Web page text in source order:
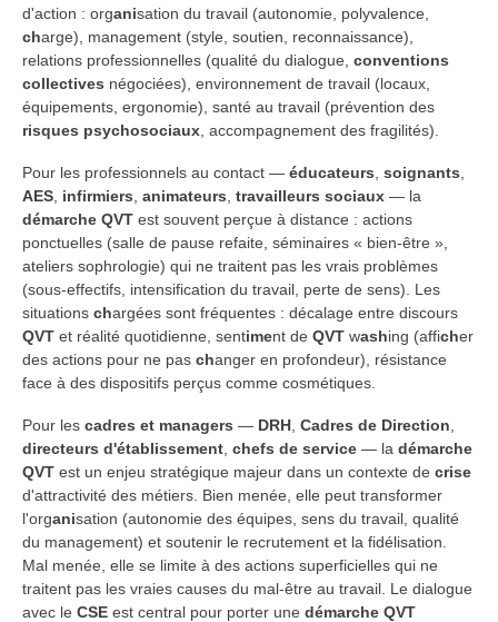
d'action : organisation du travail (autonomie, polyvalence,
charge), management (style, soutien, reconnaissance),
relations professionnelles (qualité du dialogue, conventions
collectives négociées), environnement de travail (locaux,
équipements, ergonomie), santé au travail (prévention des
risques psychosociaux , accompagnement des fragilités).
Pour les professionnels au contact — éducateurs soignants
AES infirmiers animateurs travailleurs sociaux — la
démarche QVT est souvent perçue à distance : actions
ponctuelles (salle de pause refaite, séminaires « bien-être »,
ateliers sophrologie) qui ne traitent pas les vrais problèmes
(sous-effectifs, intensification du travail, perte de sens). Les
situations chargées sont fréquentes : décalage entre discours
QVT et réalité quotidienne, sentiment de QVT washing (afficher
des actions pour ne pas changer en profondeur), résistance
face à des dispositifs perçus comme cosmétiques.
Pour les cadres et managers — DRH Cadres de Direction
directeurs d'établissement chefs de service — la démarche
QVT est un enjeu stratégique majeur dans un contexte de crise
d'attractivité des métiers. Bien menée, elle peut transformer
l'organisation (autonomie des équipes, sens du travail, qualité
du management) et soutenir le recrutement et la fidélisation.
Mal menée, elle se limite à des actions superficielles qui ne
traitent pas les vraies causes du mal-être au travail. Le dialogue
avec le CSE est central pour porter une démarche QVT